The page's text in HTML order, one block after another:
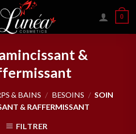
0
&
& BAINS / BESOINS / SOIN
& RAFFERMISSANT
FILTRER